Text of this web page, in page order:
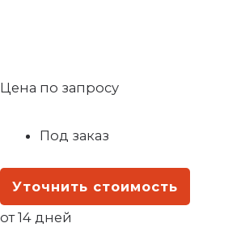
Цена по запросу
Под заказ
Уточнить стоимость
от 14 дней